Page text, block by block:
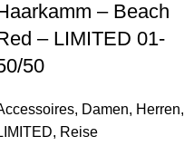
– Beach
– LIMITED 01-
50
, Damen, Herren,
, Reise